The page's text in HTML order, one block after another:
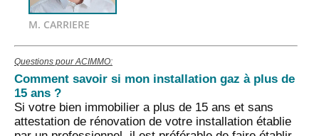
M. CARRIERE
Questions pour ACIMMO:
Comment savoir si mon installation gaz à plus de
15 ans ?
Si votre bien immobilier a plus de 15 ans et sans
attestation de rénovation de votre installation établie